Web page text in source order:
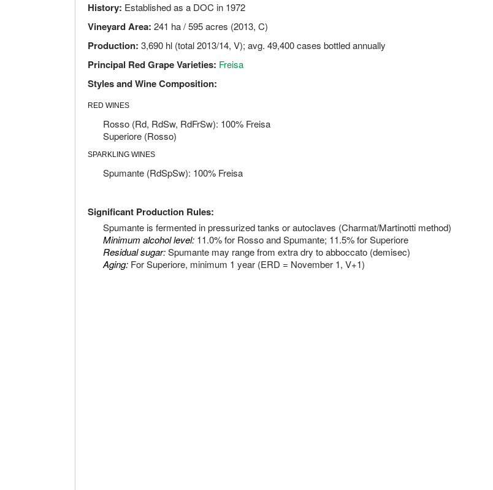
History: Established as a DOC in 1972
Vineyard Area: 241 ha / 595 acres (2013, C)
Production: 3,690 hl (total 2013/14, V); avg. 49,400 cases bottled annually
Principal Red Grape Varieties: Freisa
Styles and Wine Composition:
RED WINES
Rosso (Rd, RdSw, RdFrSw): 100% Freisa
Superiore (Rosso)
SPARKLING WINES
Spumante (RdSpSw): 100% Freisa
Significant Production Rules:
Spumante is fermented in pressurized tanks or autoclaves (Charmat/Martinotti method)
Minimum alcohol level: 11.0% for Rosso and Spumante; 11.5% for Superiore
Residual sugar:Spumante may range from extra dry to abboccato (demisec)
Aging: For Superiore, minimum 1 year (ERD = November 1, V+1)